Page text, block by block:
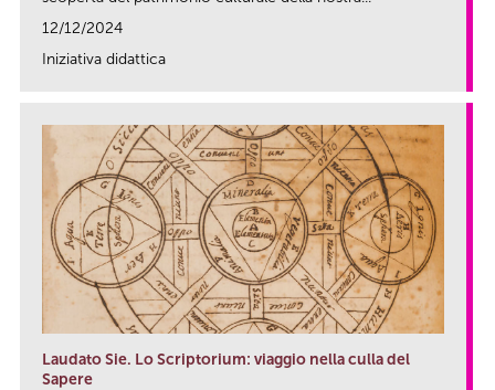
12/12/2024
Iniziativa didattica
Laudato Sie. Lo Scriptorium: viaggio nella culla del
Sapere